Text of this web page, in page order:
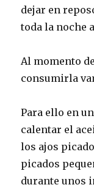
dejar en
toda la noche
Al momento
consumirla
Para ello en
calentar el
los ajos
picados
durante unos